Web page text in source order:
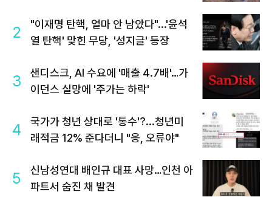
2
"이재명 탄핵, 얼마 안 남았다"...'윤석
열 탄핵' 맞힌 무당, '성지글' 등장
3
샌디스크, AI 수요에 '매출 4.7배'…가
이던스 실망에 '주가는 하락'
4
국가가 청년 상대로 '통수'?...청년미
래적금 12% 준다더니 "응, 오류야"
5
신남성연대 배인규 대표 사망…인천 아
파트서 숨진 채 발견